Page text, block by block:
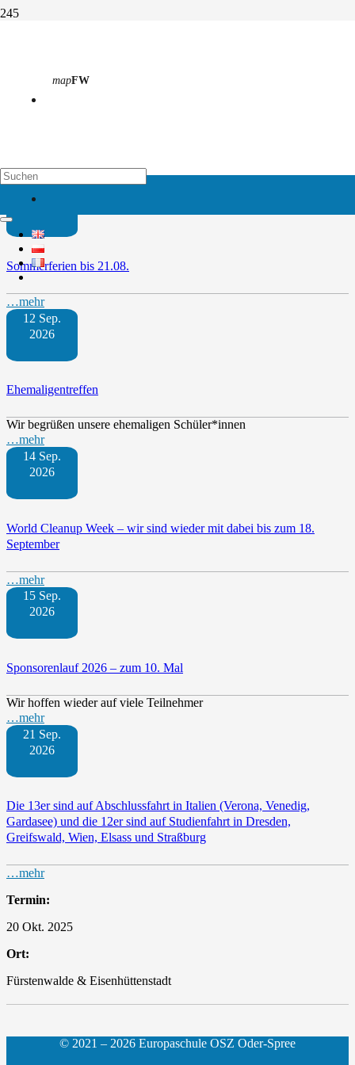
mapFW
Vergangene Termine
Sommerferien bis 21.08.
…mehr
12 Sep.
2026
Ehemaligentreffen
Wir begrüßen unsere ehemaligen Schüler*innen
…mehr
14 Sep.
2026
World Cleanup Week – wir sind wieder mit dabei bis zum 18.
September
…mehr
15 Sep.
2026
Sponsorenlauf 2026 – zum 10. Mal
Wir hoffen wieder auf viele Teilnehmer
…mehr
21 Sep.
2026
Die 13er sind auf Abschlussfahrt in Italien (Verona, Venedig,
Gardasee) und die 12er sind auf Studienfahrt in Dresden,
Greifswald, Wien, Elsass und Straßburg
…mehr
Termin:
20 Okt. 2025
Ort:
Fürstenwalde & Eisenhüttenstadt
© 2021 – 2026 Europaschule OSZ Oder-Spree